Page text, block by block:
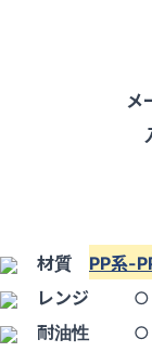
メ
材質 PP系-
レンジ
○
耐油性
○